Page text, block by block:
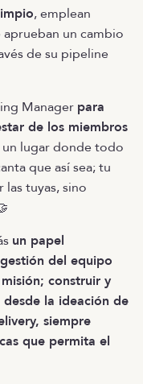
, emplean
aprueban un cambio
de su pipeline
Manager para
de los miembros
un lugar donde todo
que así sea; tu
tuyas, sino
un papel
del equipo
construir y
la ideación de
siempre
que permita el